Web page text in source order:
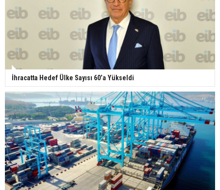
İhracatta Hedef Ülke Sayısı 60’a Yükseldi